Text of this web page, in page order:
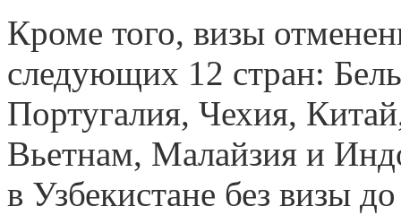
Кроме того, визы
следующих 12 стран:
Португалия, Чехия,
Вьетнам, Малайзия и
в Узбекистане без визы